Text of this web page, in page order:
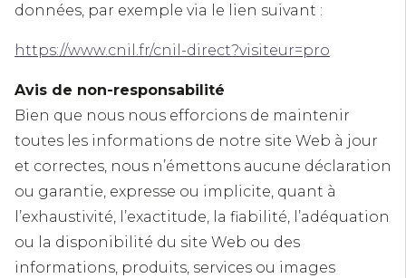
données, par exemple via le lien suivant :
https://www.cnil.fr/cnil-direct?visiteur=pro
Avis de non-responsabilité
Bien que nous nous efforcions de maintenir
toutes les informations de notre site Web à jour
et correctes, nous n’émettons aucune déclaration
ou garantie, expresse ou implicite, quant à
l’exhaustivité, l’exactitude, la fiabilité, l’adéquation
ou la disponibilité du site Web ou des
informations, produits, services ou images